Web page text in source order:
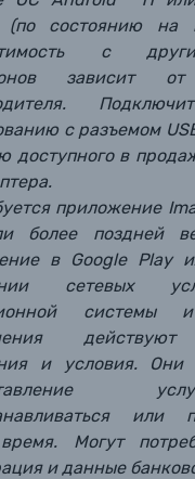
(по состоянию на
с
зависит от
с разъемом
доступного в
приложение
более поздней
в Google Play
сетевых
системы
действуют
и условия. Они
или
Могут
и данные